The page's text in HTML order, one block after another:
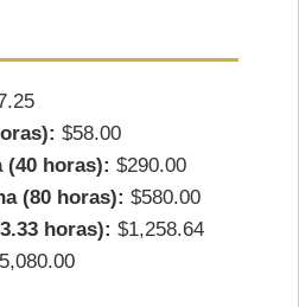
$58.00
(40 horas): $290.00
(80 horas): $580.00
horas): $1,258.64